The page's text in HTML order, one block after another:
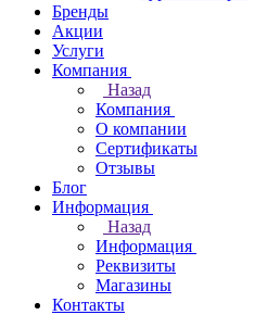
Бренды
Акции
Услуги
Компания
Назад
Компания
О компании
Сертификаты
Отзывы
Блог
Информация
Назад
Информация
Реквизиты
Магазины
Контакты